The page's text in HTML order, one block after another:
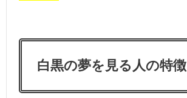
白黒の夢を見る人の特徴